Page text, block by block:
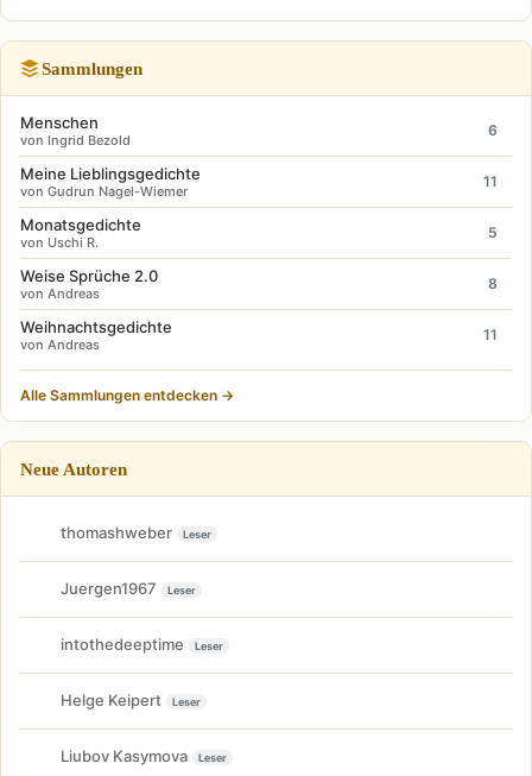
Sammlungen
Menschen
von Ingrid Bezold
6
Meine Lieblingsgedichte
von Gudrun Nagel-Wiemer
11
Monatsgedichte
von Uschi R.
5
Weise Sprüche 2.0
von Andreas
8
Weihnachtsgedichte
von Andreas
11
Alle Sammlungen entdecken →
Neue Autoren
thomashweber Leser
Juergen1967 Leser
intothedeeptime Leser
Helge Keipert Leser
Liubov Kasymova Leser